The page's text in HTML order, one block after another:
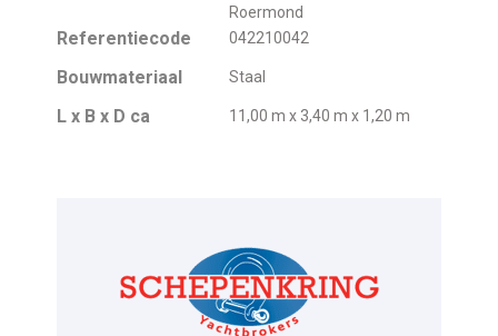
Roermond
Referentiecode 042210042
Bouwmateriaal Staal
L x B x D ca 11,00 m x 3,40 m x 1,20 m